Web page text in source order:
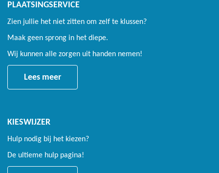
PLAATSINGSERVICE
Zien jullie het niet zitten om zelf te klussen?
Maak geen sprong in het diepe.
Wij kunnen alle zorgen uit handen nemen!
Lees meer
KIESWIJZER
Hulp nodig bij het kiezen?
De ultieme hulp pagina!